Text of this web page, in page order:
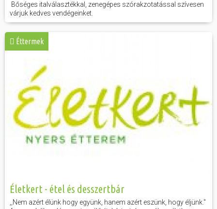
Bőséges italválasztékkal, zenegépes szórakzotatással szívesen
várjuk kedves vendégeinket.
Éttermek
Életkert - étel és desszertbár
,,Nem azért élünk hogy együnk, hanem azért eszünk, hogy éljünk."